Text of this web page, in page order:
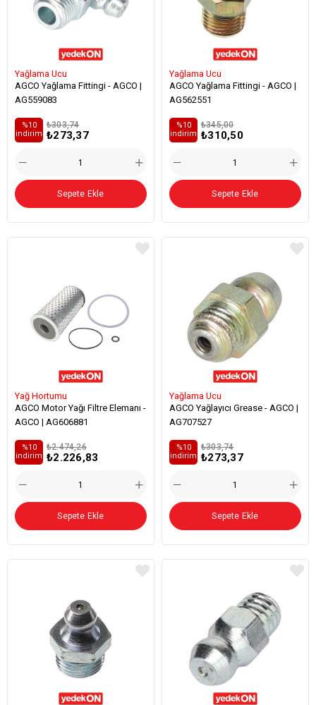
Yağlama Ucu
AGCO Yağlama Fittingi - AGCO |
AG559083
₺273,37
₺303,74
%10
i̇ndirim
Sepete Ekle
Yağlama Ucu
AGCO Yağlama Fittingi - AGCO |
AG562551
₺310,50
₺345,00
%10
i̇ndirim
Sepete Ekle
Yağ Hortumu
AGCO Motor Yağı Filtre Elemanı -
AGCO | AG606881
₺2.226,83
₺2.474,26
%10
i̇ndirim
Sepete Ekle
Yağlama Ucu
AGCO Yağlayıcı Grease - AGCO |
AG707527
₺273,37
₺303,74
%10
i̇ndirim
Sepete Ekle